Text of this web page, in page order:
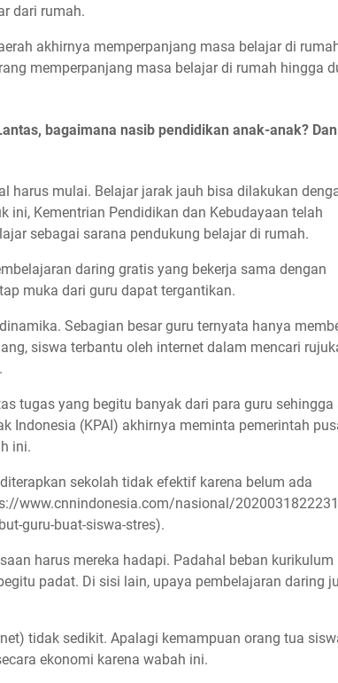
dari rumah.
akhirnya memperpanjang masa belajar di
memperpanjang masa belajar di rumah hingga
bagaimana nasib pendidikan anak-anak?
harus mulai. Belajar jarak jauh bisa dilakukan
ini, Kementrian Pendidikan dan Kebudayaan telah
sebagai sarana pendukung belajar di rumah.
daring gratis yang bekerja sama dengan
muka dari guru dapat tergantikan.
Sebagian besar guru ternyata hanya
siswa terbantu oleh internet dalam mencari
tugas yang begitu banyak dari para guru sehingga
Indonesia (KPAI) akhirnya meminta pemerintah
ini.
sekolah tidak efektif karena belum ada
www.cnnindonesia.com/nasional/
guru-buat-siswa-stres).
harus mereka hadapi. Padahal beban kurikulum
padat. Di sisi lain, upaya pembelajaran daring
tidak sedikit. Apalagi kemampuan orang tua
ekonomi karena wabah ini.